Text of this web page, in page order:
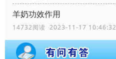
羊奶功效作用
14732阅读 2023-11-17 10:46:32